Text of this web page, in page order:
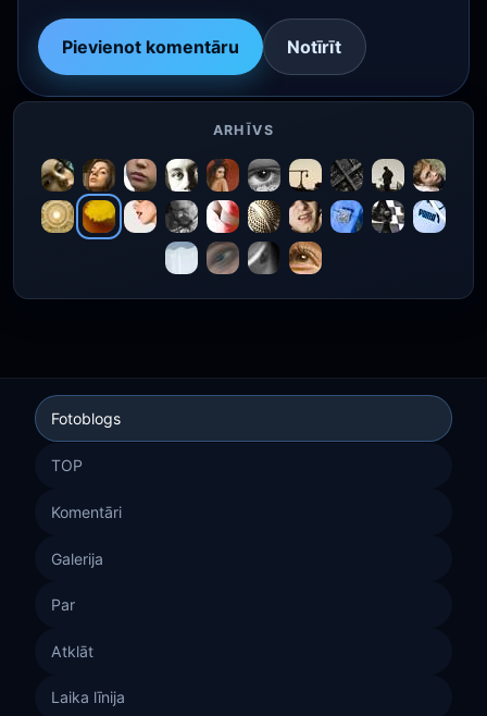
Pievienot komentāru Notīrīt
ARHĪVS
Fotoblogs
TOP
Komentāri
Galerija
Par
Atklāt
Laika līnija